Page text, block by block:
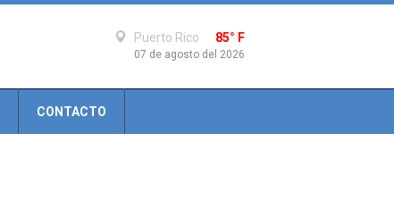
Puerto Rico 85° F
07 de agosto del 2026
CONTACTO